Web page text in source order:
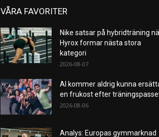
VÅRA FAVORITER
Nike satsar på hybridträning
Hyrox formar nästa stora
kategori
2026-08-07
AI kommer aldrig kunna
en frukost efter
2026-08-06
Analys: Europas gymmarknad